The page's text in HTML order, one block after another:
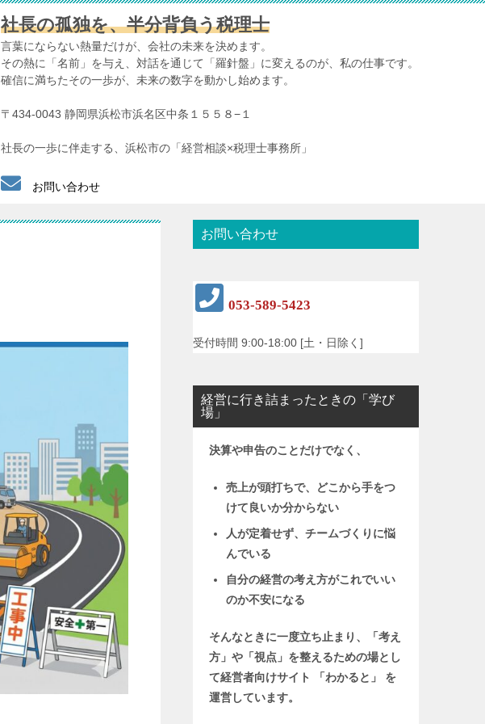
社長の孤独を、半分背負う税理士
言葉にならない熱量だけが、会社の未来を決めます。
その熱に「名前」を与え、対話を通じて「羅針盤」に変えるのが、私の仕事です。
確信に満ちたその一歩が、未来の数字を動かし始めます。
〒434-0043 静岡県浜松市浜名区中条１５５８−１
社長の一歩に伴走する、浜松市の「経営相談×税理士事務所」
お問い合わせ
お問い合わせ
053-589-5423
受付時間 9:00-18:00 [土・日除く]
経営に行き詰まったときの「学び
場」
決算や申告のことだけでなく、
売上が頭打ちで、どこから手をつ
けて良いか分からない
人が定着せず、チームづくりに悩
んでいる
自分の経営の考え方がこれでいい
のか不安になる
そんなときに一度立ち止まり、「考え
方」や「視点」を整えるための場とし
て経営者向けサイト 「わかると」 を
運営しています。